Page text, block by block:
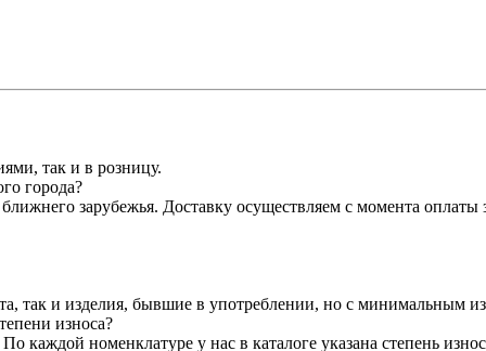
так и в розницу.
города?
зарубежья. Доставку осуществляем с момента оплаты
так и изделия, бывшие в употреблении, но с минимальным
износа?
номенклатуре у нас в каталоге указана степень